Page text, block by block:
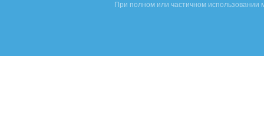
При полном или частичном использовании